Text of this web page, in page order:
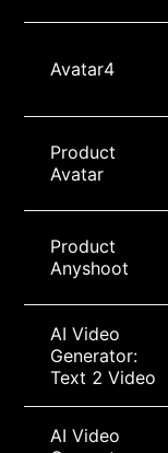
Avatar4
Product
Avatar
Product
Anyshoot
AI Video
Generator:
Text 2 Video
AI Video